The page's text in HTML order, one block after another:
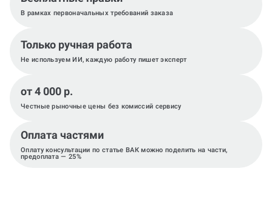
В рамках первоначальных требований заказа
Только ручная работа
Не используем ИИ, каждую работу пишет эксперт
от 4 000 р.
Честные рыночные цены без комиссий сервису
Оплата частями
Оплату консультации по статье ВАК можно поделить на части,
предоплата — 25%